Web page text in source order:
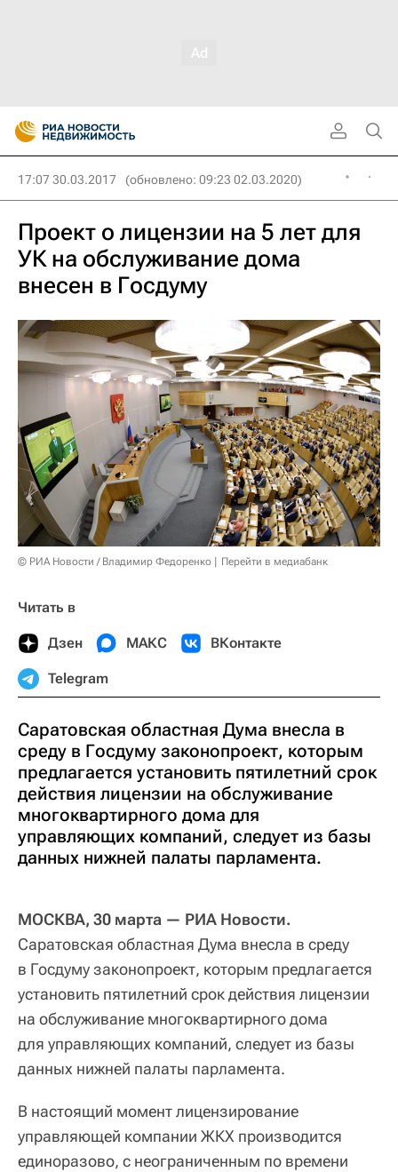
17:07 30.03.2017 (обновлено: 09:23 02.03.2020)
Проект о лицензии на 5 лет для
УК на обслуживание дома
внесен в Госдуму
© РИА Новости / Владимир Федоренко Перейти в медиабанк
Читать в
Дзен МАКС ВКонтакте
Telegram
Саратовская областная Дума внесла в
среду в Госдуму законопроект, которым
предлагается установить пятилетний срок
действия лицензии на обслуживание
многоквартирного дома для
управляющих компаний, следует из базы
данных нижней палаты парламента.
МОСКВА, 30 марта — РИА Новости.
Саратовская областная Дума внесла в среду
в Госдуму законопроект, которым предлагается
установить пятилетний срок действия лицензии
на обслуживание многоквартирного дома
для управляющих компаний, следует из базы
данных нижней палаты парламента.
В настоящий момент лицензирование
управляющей компании ЖКХ производится
единоразово, с неограниченным по времени